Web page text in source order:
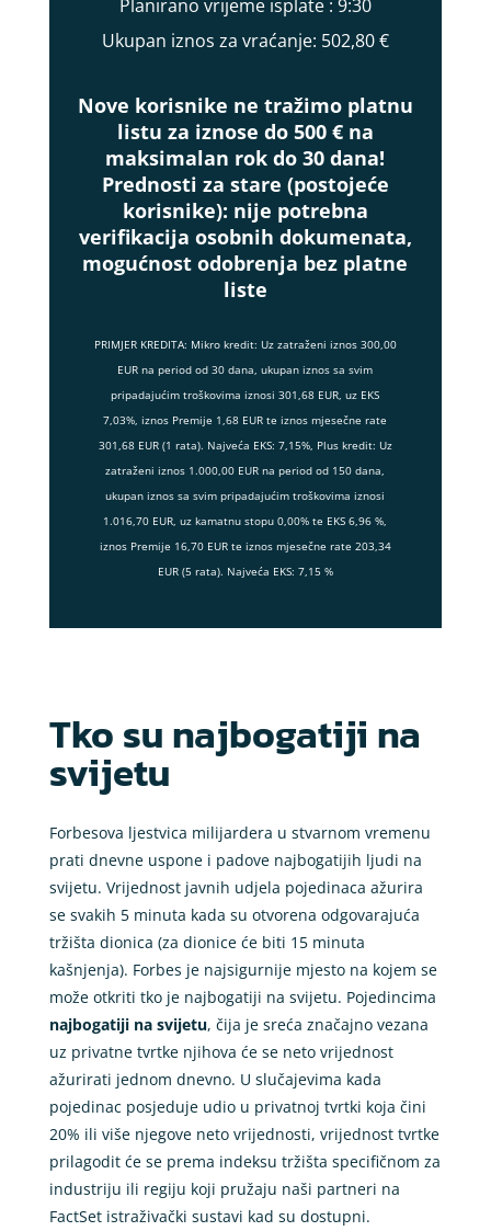
Planirano vrijeme isplate : 9:30
Ukupan iznos za vraćanje: 502,80 €
Nove korisnike ne tražimo platnu
listu za iznose do 500 € na
maksimalan rok do 30 dana!
Prednosti za stare (postojeće
korisnike): nije potrebna
verifikacija osobnih dokumenata,
mogućnost odobrenja bez platne
liste
PRIMJER KREDITA: Mikro kredit: Uz zatraženi iznos 300,00
EUR na period od 30 dana, ukupan iznos sa svim
pripadajućim troškovima iznosi 301,68 EUR, uz EKS
7,03%, iznos Premije 1,68 EUR te iznos mjesečne rate
301,68 EUR (1 rata). Najveća EKS: 7,15%, Plus kredit: Uz
zatraženi iznos 1.000,00 EUR na period od 150 dana,
ukupan iznos sa svim pripadajućim troškovima iznosi
1.016,70 EUR, uz kamatnu stopu 0,00% te EKS 6,96 %,
iznos Premije 16,70 EUR te iznos mjesečne rate 203,34
EUR (5 rata). Najveća EKS: 7,15 %
Tko su najbogatiji na
svijetu
Forbesova ljestvica milijardera u stvarnom vremenu
prati dnevne uspone i padove najbogatijih ljudi na
svijetu. Vrijednost javnih udjela pojedinaca ažurira
se svakih 5 minuta kada su otvorena odgovarajuća
tržišta dionica (za dionice će biti 15 minuta
kašnjenja). Forbes je najsigurnije mjesto na kojem se
može otkriti tko je najbogatiji na svijetu. Pojedincima
najbogatiji na svijetu, čija je sreća značajno vezana
uz privatne tvrtke njihova će se neto vrijednost
ažurirati jednom dnevno. U slučajevima kada
pojedinac posjeduje udio u privatnoj tvrtki koja čini
20% ili više njegove neto vrijednosti, vrijednost tvrtke
prilagodit će se prema indeksu tržišta specifičnom za
industriju ili regiju koji pružaju naši partneri na
FactSet istraživački sustavi kad su dostupni.